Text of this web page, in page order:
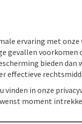
ervaring met
gevallen voorkomen
bieden
effectieve
in onze
moment